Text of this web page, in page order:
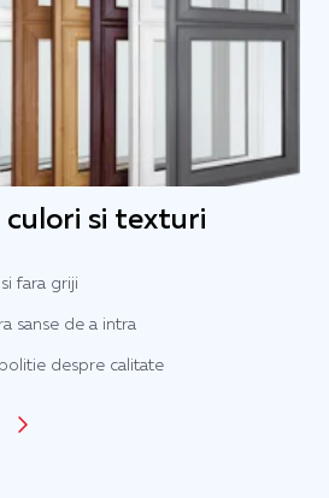
culori si texturi
fara griji
sanse de a intra
despre calitate